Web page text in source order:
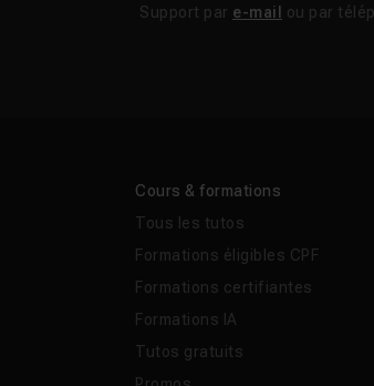
Support par e-mail ou par
Cours & formations
Tous les tutos
Formations éligibles CPF
Formations certifiantes
Formations IA
Tutos gratuits